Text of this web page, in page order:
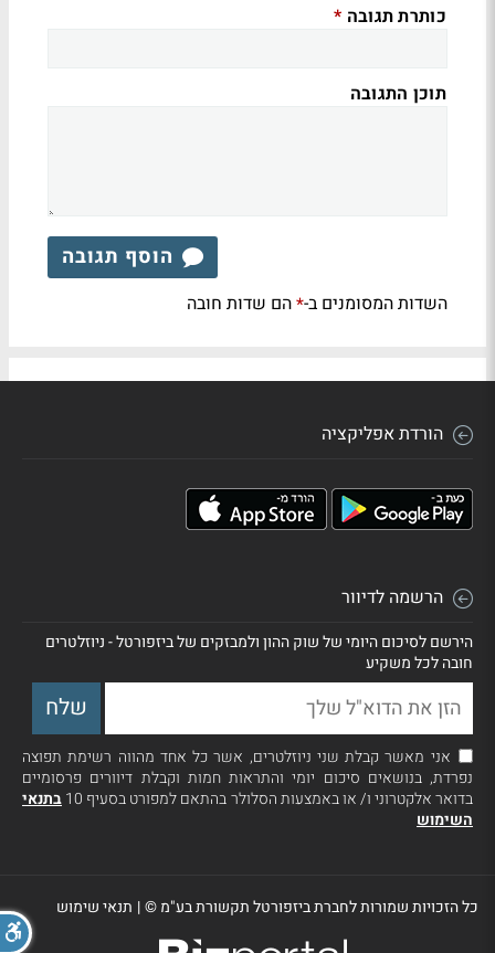
כותרת תגובה *
תוכן התגובה
הוסף תגובה
השדות המסומנים ב-*הם שדות חובה
הורדת אפליקציה
הרשמה לדיוור
הירשם לסיכום היומי של שוק ההון ולמבזקים של ביזפורטל - ניוזלטרים
חובה לכל משקיע
אני מאשר קבלת שני ניוזלטרים, אשר כל אחד מהווה רשימת תפוצה
נפרדת, בנושאים סיכום יומי והתראות חמות וקבלת דיוורים פרסומיים
בדואר אלקטרוני ו/ או באמצעות הסלולר בהתאם למפורט בסעיף 10
בתנאי
השימוש
כל הזכויות שמורות לחברת ביזפורטל תקשורת בע"מ ©| תנאי שימוש